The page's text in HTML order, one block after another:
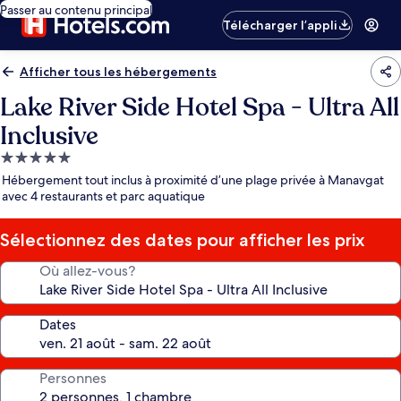
Passer au contenu principal
Télécharger l’appli
Afficher tous les hébergements
Lake River Side Hotel Spa - Ultra All
Inclusive
Hébergement
5.0 étoiles
Hébergement tout inclus à proximité d’une plage privée à Manavgat
avec 4 restaurants et parc aquatique
Sélectionnez des dates pour afficher les prix
Où allez-vous?
Dates
Personnes